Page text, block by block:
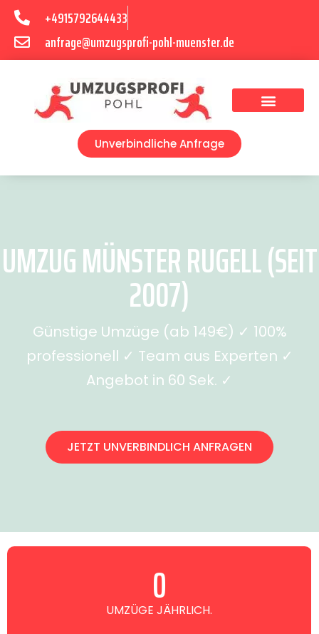
+4915792644433
anfrage@umzugsprofi-pohl-muenster.de
Unverbindliche Anfrage
UMZUG MÜNSTER RUGELL (SEIT
2007)
Günstige Umzüge (ab 149€) ✓ 100%
professionell ✓ Team aus Experten ✓
Angebot in 60 Sek. ✓
JETZT UNVERBINDLICH ANFRAGEN
UMZÜGE JÄHRLICH.
0